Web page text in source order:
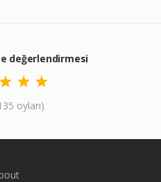
değerlendirmesi
oyları)